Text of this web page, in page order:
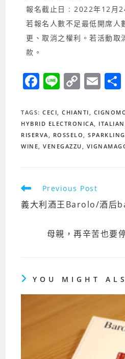
報名截止日 : 2022年12月
若報名人數不足最低開席人
更、取消之權利。若活動取
款。
F
c
e
b
k
Li
e
C
p
y
Li
E
ai
l
TAGS:CECI CHIANTI
HYBRID ELECTRONICA
ITALIAN
RISERVA
ROSSELO
WINE
VENEGAZZU
Previous Post
義大利酒王Barolo/酒后
母親，再辛苦也要
YOU MIGHT